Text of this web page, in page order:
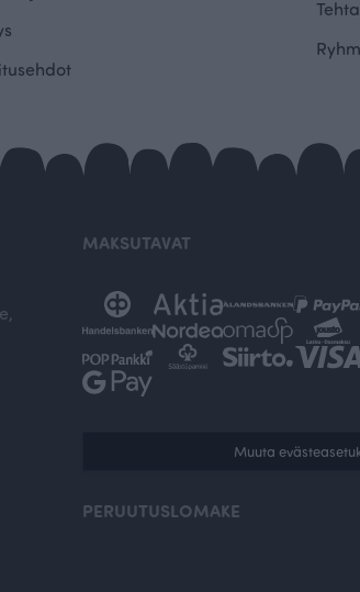
MAKSUTAVAT
Muuta
PERUUTUSLOMAKE